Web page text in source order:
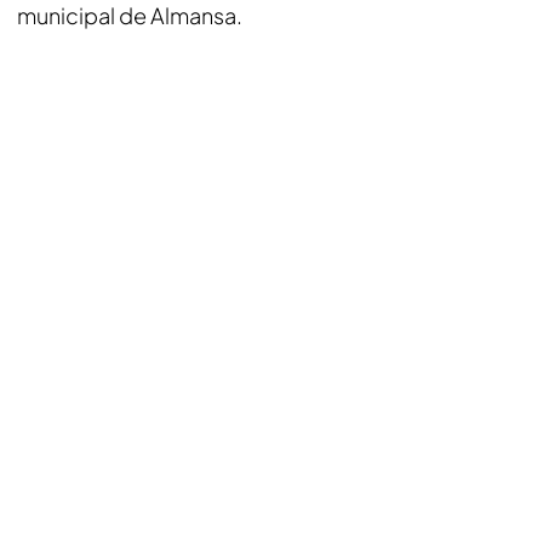
municipal de Almansa.